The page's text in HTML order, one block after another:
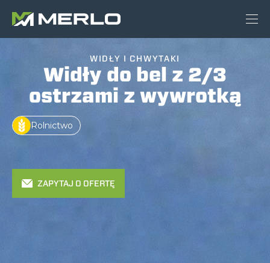
WIDŁY I CHWYTAKI
Widły do bel z 2/3
ostrzami z wywrotką
Rolnictwo
ZAPYTAJ O OFERTĘ